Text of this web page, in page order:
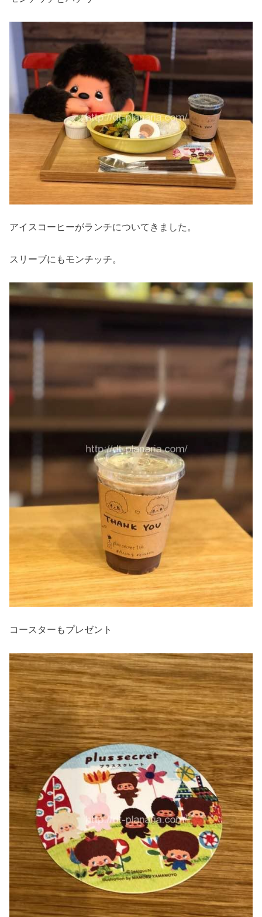
アイスコーヒーがランチについてきました。
スリーブにもモンチッチ。
コースターもプレゼント